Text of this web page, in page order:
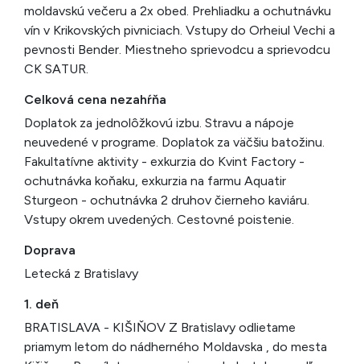
moldavskú večeru a 2x obed. Prehliadku a ochutnávku
vín v Krikovských pivniciach. Vstupy do Orheiul Vechi a
pevnosti Bender. Miestneho sprievodcu a sprievodcu
CK SATUR.
Celková cena nezahŕňa
Doplatok za jednolôžkovú izbu. Stravu a nápoje
neuvedené v programe. Doplatok za väčšiu batožinu.
Fakultatívne aktivity - exkurzia do Kvint Factory -
ochutnávka koňaku, exkurzia na farmu Aquatir
Sturgeon - ochutnávka 2 druhov čierneho kaviáru.
Vstupy okrem uvedených. Cestovné poistenie.
Doprava
Letecká z Bratislavy
1. deň
BRATISLAVA - KIŠIŇOV Z Bratislavy odlietame
priamym letom do nádherného Moldavska , do mesta